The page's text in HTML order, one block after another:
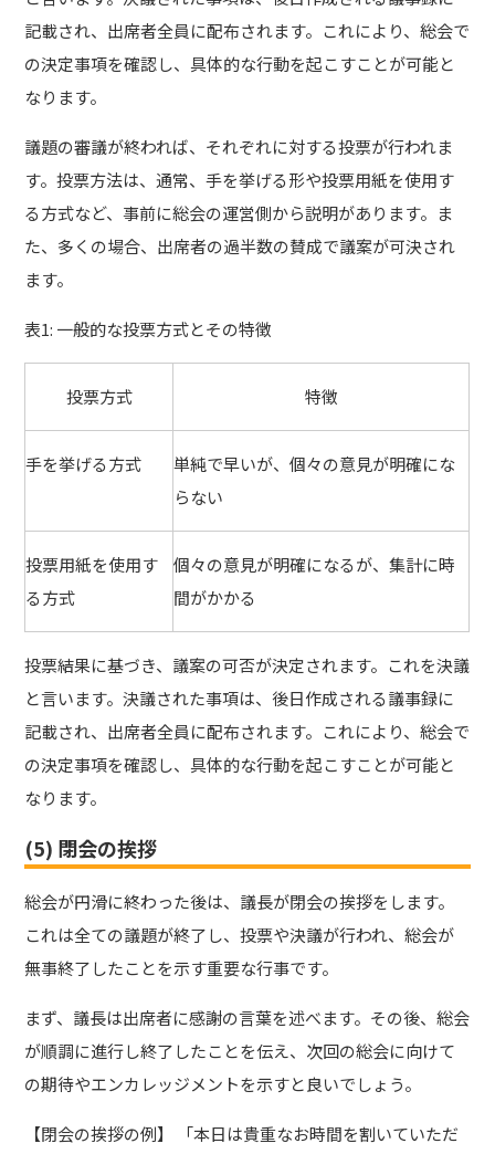
記載され、出席者全員に配布されます。これにより、総会で
の決定事項を確認し、具体的な行動を起こすことが可能と
なります。
議題の審議が終われば、それぞれに対する投票が行われま
す。投票方法は、通常、手を挙げる形や投票用紙を使用す
る方式など、事前に総会の運営側から説明があります。ま
た、多くの場合、出席者の過半数の賛成で議案が可決され
ます。
表1: 一般的な投票方式とその特徴
投票方式 特徴
手を挙げる方式
単純で早いが、個々の意見が明確にな
らない
投票用紙を使用す
る方式
個々の意見が明確になるが、集計に時
間がかかる
投票結果に基づき、議案の可否が決定されます。これを決議
と言います。決議された事項は、後日作成される議事録に
記載され、出席者全員に配布されます。これにより、総会で
の決定事項を確認し、具体的な行動を起こすことが可能と
なります。
(5) 閉会の挨拶
総会が円滑に終わった後は、議長が閉会の挨拶をします。
これは全ての議題が終了し、投票や決議が行われ、総会が
無事終了したことを示す重要な行事です。
まず、議長は出席者に感謝の言葉を述べます。その後、総会
が順調に進行し終了したことを伝え、次回の総会に向けて
の期待やエンカレッジメントを示すと良いでしょう。
【閉会の挨拶の例】 「本日は貴重なお時間を割いていただ